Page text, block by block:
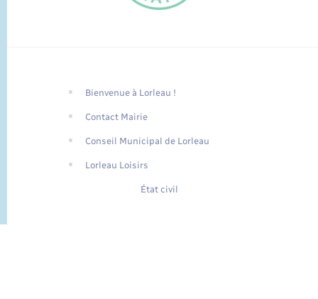
Traduction du
FR
Bienvenue à Lorleau !
Contact Mairie
Conseil Municipal de Lorleau
Lorleau Loisirs
État civil